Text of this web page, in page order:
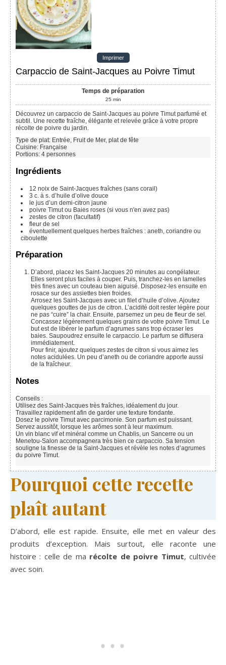
Imprimer
Carpaccio de Saint-Jacques au Poivre Timut
Temps de préparation
25 min
Découvrez un carpaccio de Saint-Jacques au poivre Timut parfumé et
subtil. Une recette fraîche, élégante et relevée grâce à votre propre
récolte de poivre du jardin.
Type de plat: Entrée, Fruit de Mer, plat de fête
Cuisine: Française
Portions: 4 personnes
Ingrédients
12 noix de Saint-Jacques fraîches (sans corail)
3 c. à s. d’huile d’olive douce
le jus d’un demi-citron jaune
poivre Timut ou Baies roses (si vous n'en avez pas)
zestes de citron (facultatif)
fleur de sel
éventuellement quelques herbes fraîches : aneth, coriandre ou
ciboulette
Préparation
D’abord, placez les Saint-Jacques 20 minutes au congélateur.
Elles seront plus faciles à couper. Puis, tranchez-les en lamelles
très fines avec un couteau bien aiguisé. Disposez-les ensuite en
rosace sur des assiettes bien froides.
Arrosez les Saint-Jacques avec un filet d’huile d’olive. Ajoutez
quelques gouttes de jus de citron. L’acidité doit rester légère pour
ne pas “cuire” la chair. Ensuite, parsemez un peu de fleur de sel.
Concassez légèrement quelques grains de votre poivre Timut. Le
but est de libérer le parfum d’agrumes sans trop écraser les
baies. Saupoudrez ensuite le carpaccio. Le parfum se diffusera
immédiatement.
Pour finir, ajoutez quelques zestes de citron si vous aimez les
notes acidulées. Un peu d’aneth ou de coriandre apporte aussi
de la fraîcheur.
Notes
Conseils :
Utilisez des Saint-Jacques très fraîches, idéalement du jour.
Travaillez rapidement afin de garder une texture fondante.
Dosez le poivre Timut avec parcimonie. Son parfum est puissant.
Servez aussitôt, lorsque les arômes sont à leur maximum.
Un vin blanc vif et minéral comme un Chablis, un Sancerre ou un
Menetou-Salon accompagnera très bien ce carpaccio. Sa tension
souligne la finesse de la Saint-Jacques et révèle les notes d’agrumes
du poivre Timut.
Pourquoi cette recette
plaît autant
D’abord, elle est rapide. Ensuite, elle met en valeur des
produits d’exception. Mais surtout, elle raconte une
histoire : celle de ma récolte de poivre Timut, cultivée
avec soin.